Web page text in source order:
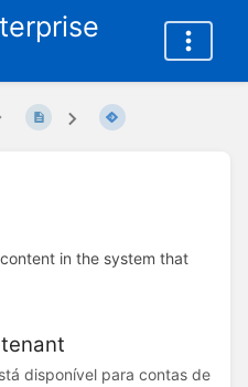
in the system that
disponível para contas de